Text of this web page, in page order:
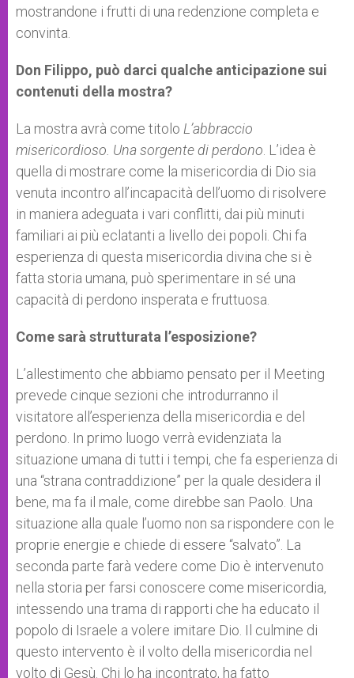
mostrandone i frutti di una redenzione completa e
convinta.
Don Filippo, può darci qualche anticipazione sui
contenuti della mostra?
La mostra avrà come titolo L’abbraccio
misericordioso. Una sorgente di perdono . L’idea è
quella di mostrare come la misericordia di Dio sia
venuta incontro all’incapacità dell’uomo di risolvere
in maniera adeguata i vari conflitti, dai più minuti
familiari ai più eclatanti a livello dei popoli. Chi fa
esperienza di questa misericordia divina che si è
fatta storia umana, può sperimentare in sé una
capacità di perdono insperata e fruttuosa.
Come sarà strutturata l’esposizione?
L’allestimento che abbiamo pensato per il Meeting
prevede cinque sezioni che introdurranno il
visitatore all’esperienza della misericordia e del
perdono. In primo luogo verrà evidenziata la
situazione umana di tutti i tempi, che fa esperienza di
una “strana contraddizione” per la quale desidera il
bene, ma fa il male, come direbbe san Paolo. Una
situazione alla quale l’uomo non sa rispondere con le
proprie energie e chiede di essere “salvato”. La
seconda parte farà vedere come Dio è intervenuto
nella storia per farsi conoscere come misericordia,
intessendo una trama di rapporti che ha educato il
popolo di Israele a volere imitare Dio. Il culmine di
questo intervento è il volto della misericordia nel
volto di Gesù. Chi lo ha incontrato, ha fatto